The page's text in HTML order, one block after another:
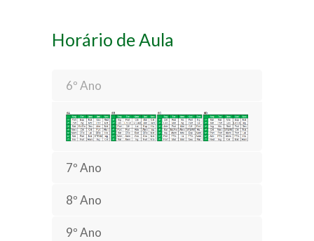
Horário de Aula
6º Ano
7º Ano
8º Ano
9º Ano